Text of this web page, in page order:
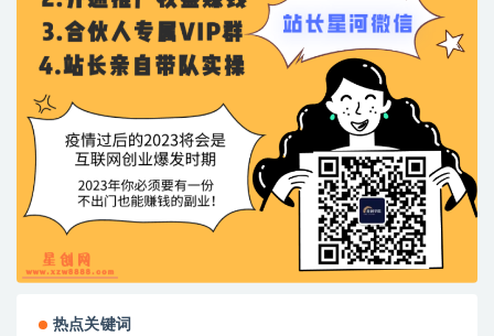
热点关键词